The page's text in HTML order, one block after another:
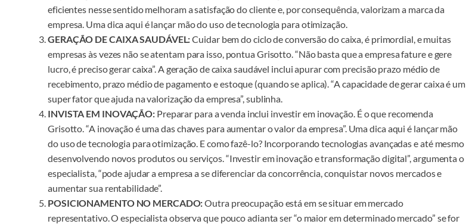
eficientes nesse sentido melhoram a satisfação do cliente e, por consequência, valorizam a marca da
empresa. Uma dica aqui é lançar mão do uso de tecnologia para otimização.
GERAÇÃO DE CAIXA SAUDÁVEL:Cuidar bem do ciclo de conversão do caixa, é primordial, e muitas
empresas às vezes não se atentam para isso, pontua Grisotto. “Não basta que a empresa fature e gere
lucro, é preciso gerar caixa”. A geração de caixa saudável inclui apurar com precisão prazo médio de
recebimento, prazo médio de pagamento e estoque (quando se aplica). “A capacidade de gerar caixa é um
super fator que ajuda na valorização da empresa”, sublinha.
INVISTA EM INOVAÇÃO: Preparar para a venda inclui investir em inovação. É o que recomenda
Grisotto. “A inovação é uma das chaves para aumentar o valor da empresa”. Uma dica aqui é lançar mão
do uso de tecnologia para otimização. E como fazê-lo? Incorporando tecnologias avançadas e até mesmo
desenvolvendo novos produtos ou serviços. “Investir em inovação e transformação digital”, argumenta o
especialista, “pode ajudar a empresa a se diferenciar da concorrência, conquistar novos mercados e
aumentar sua rentabilidade”.
POSICIONAMENTO NO MERCADO:Outra preocupação está em se situar em mercado
representativo. O especialista observa que pouco adianta ser “o maior em determinado mercado” se for